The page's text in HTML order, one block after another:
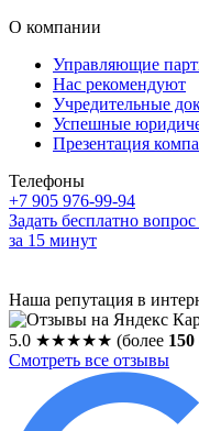
О компании
Управляющие
Нас рекомендуют
Учредительные
Успешные
Презентация
Телефоны
+7 905 976-99-94
Задать бесплатно
за 15 минут
Наша репутация в
5.0 ★★★★★ (более 150
Смотреть все отзывы